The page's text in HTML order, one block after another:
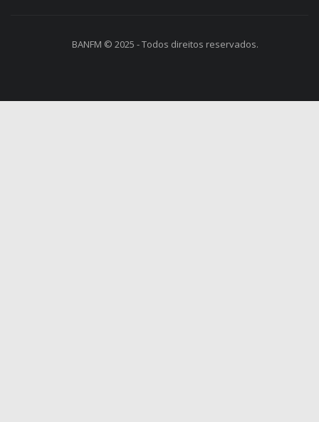
BANFM © 2025 - Todos direitos reservados.